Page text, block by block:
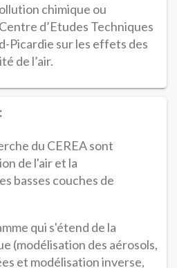
chimique ou
d’Etudes Techniques
Picardie sur les effets des
de l’air.
du CEREA sont
de l'air et la
basses couches de
qui s'étend de la
(modélisation des aérosols,
et modélisation inverse,